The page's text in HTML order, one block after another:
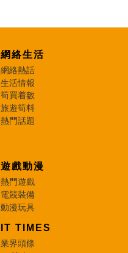
網絡生活
網絡熱話
生活情報
筍買着數
旅遊筍料
熱門話題
遊戲動漫
熱門遊戲
電競裝備
動漫玩具
IT TIMES
業界頭條